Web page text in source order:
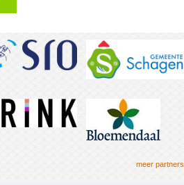
meer partners